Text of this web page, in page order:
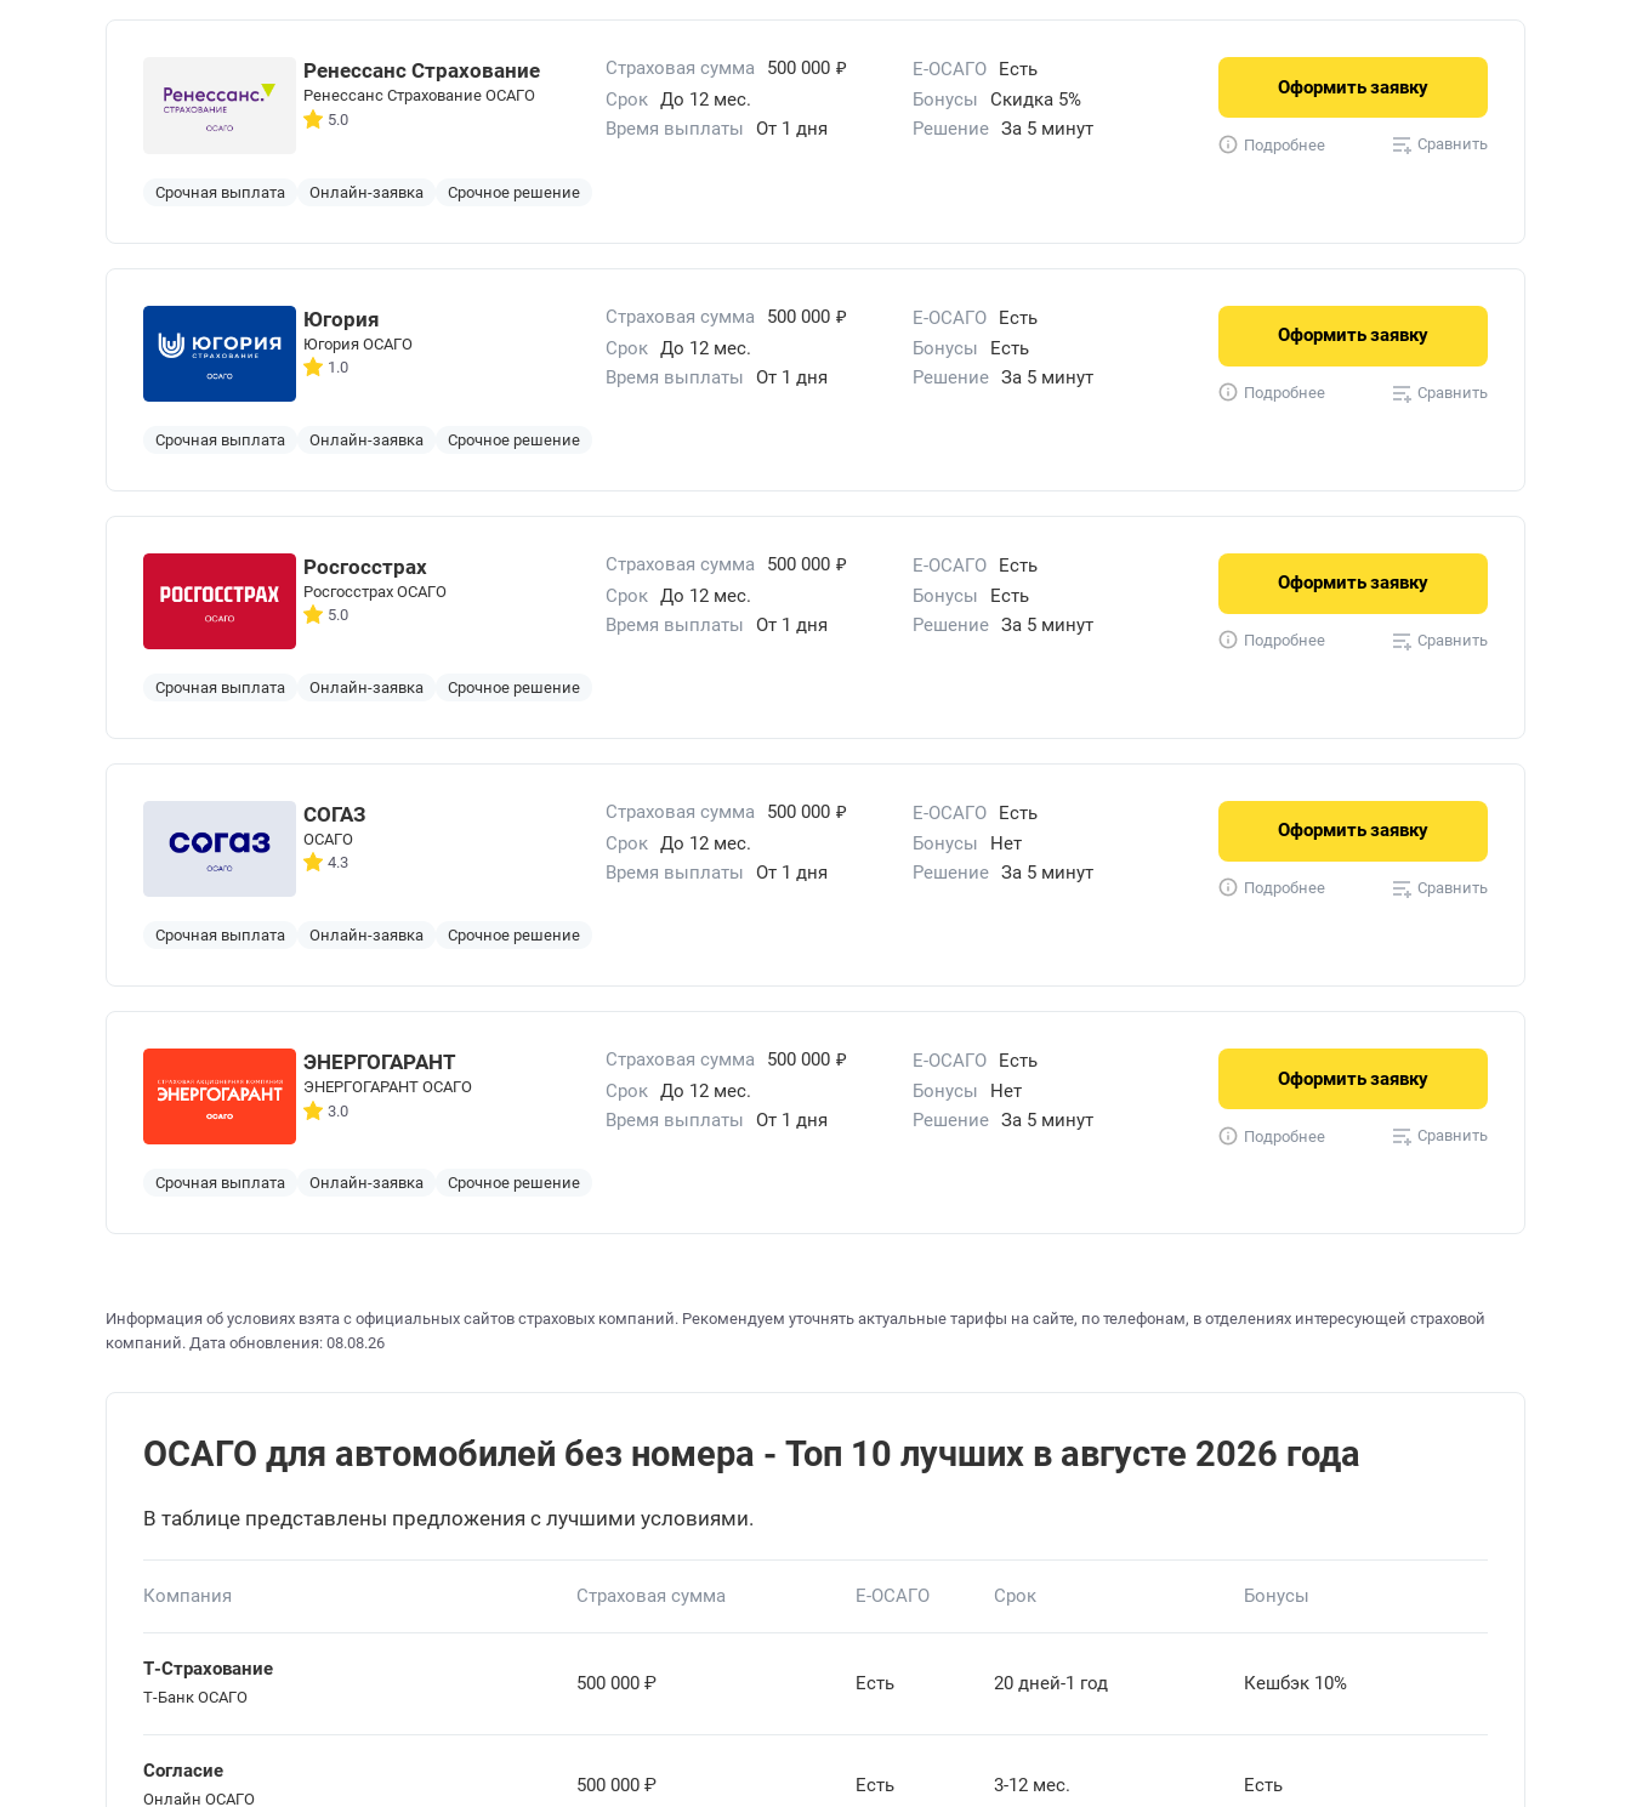
Ренессанс Страхование
Ренессанс Страхование ОСАГО
5.0
Страховая сумма 500 000 ₽ Е-ОСАГО
Есть
Срок До 12 мес. Бонусы
Скидка 5%
Время выплаты
От 1 дня Решение За 5 минут
Срочная выплата Онлайн-заявка Срочное решение
Оформитьзаявку
Подробнее Сравнить
Югория
Югория ОСАГО
1.0
Страховая сумма 500 000 ₽ Е-ОСАГО
Есть
Срок
До 12 мес. Бонусы
Есть
Время выплаты
От 1 дня Решение За 5 минут
Срочная выплата Онлайн-заявка Срочное решение
Оформитьзаявку
Подробнее Сравнить
Росгосстрах
Росгосстрах ОСАГО
5.0
Страховая сумма 500 000 ₽ Е-ОСАГО
Есть
Срок До 12 мес. Бонусы
Есть
Время выплаты
От 1 дня Решение За 5 минут
Срочная выплата Онлайн-заявка Срочное решение
Оформитьзаявку
Подробнее Сравнить
СОГАЗ
ОСАГО
4.3
Страховая сумма 500 000 ₽ Е-ОСАГО
Есть
Срок До 12 мес. Бонусы
Нет
Время выплаты
От 1 дня Решение За 5 минут
Срочная выплата Онлайн-заявка Срочное решение
Оформитьзаявку
Подробнее Сравнить
ЭНЕРГОГАРАНТ
ЭНЕРГОГАРАНТ ОСАГО
3.0
Страховая сумма 500 000 ₽ Е-ОСАГО
Есть
Срок До 12 мес. Бонусы
Нет
Время выплаты
От 1 дня Решение За 5 минут
Срочная выплата Онлайн-заявка Срочное решение
Оформитьзаявку
Подробнее Сравнить
Информация об условиях взята с официальных сайтов страховых компаний. Рекомендуем уточнять актуальные тарифы на сайте, по телефонам, в отделениях интересующей страховой
компаний. Дата обновления: 08.08.26
ОСАГО для автомобилей без номера - Топ 10 лучших в августе 2026 года
В таблице представлены предложения с лучшими условиями.
Компания Страховая сумма Е-ОСАГО Срок Бонусы
Т-Страхование
Т-Банк ОСАГО
500 000 ₽ Есть 20 дней-1 год Кешбэк 10%
Согласие
Онлайн ОСАГО
500 000 ₽ Есть 3-12 мес. Есть